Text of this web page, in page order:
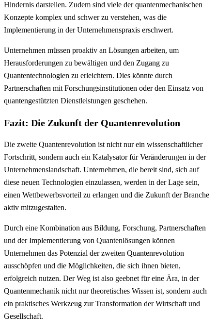
Hindernis darstellen. Zudem sind viele der quantenmechanischen
Konzepte komplex und schwer zu verstehen, was die
Implementierung in der Unternehmenspraxis erschwert.
Unternehmen müssen proaktiv an Lösungen arbeiten, um
Herausforderungen zu bewältigen und den Zugang zu
Quantentechnologien zu erleichtern. Dies könnte durch
Partnerschaften mit Forschungsinstitutionen oder den Einsatz von
quantengestützten Dienstleistungen geschehen.
Fazit: Die Zukunft der Quantenrevolution
Die zweite Quantenrevolution ist nicht nur ein wissenschaftlicher
Fortschritt, sondern auch ein Katalysator für Veränderungen in der
Unternehmenslandschaft. Unternehmen, die bereit sind, sich auf
diese neuen Technologien einzulassen, werden in der Lage sein,
einen Wettbewerbsvorteil zu erlangen und die Zukunft der Branche
aktiv mitzugestalten.
Durch eine Kombination aus Bildung, Forschung, Partnerschaften
und der Implementierung von Quantenlösungen können
Unternehmen das Potenzial der zweiten Quantenrevolution
ausschöpfen und die Möglichkeiten, die sich ihnen bieten,
erfolgreich nutzen. Der Weg ist also geebnet für eine Ära, in der
Quantenmechanik nicht nur theoretisches Wissen ist, sondern auch
ein praktisches Werkzeug zur Transformation der Wirtschaft und
Gesellschaft.